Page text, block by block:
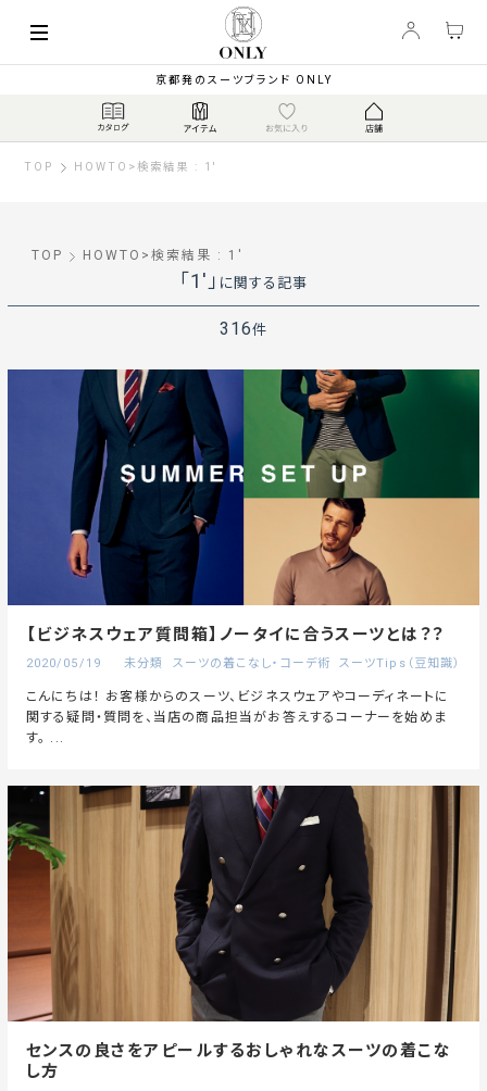
京都発のスーツブランド ONLY
TOP HOWTO >検索結果 : 1'
TOP HOWTO >検索結果 : 1'
「1'」 に関する記事
316件
【ビジネスウェア質問箱】ノータイに合うスーツとは？？
2020/05/19 スーツTips（豆知識）
スーツの着こなし・コーデ術
未分類
こんにちは！ お客様からのスーツ、ビジネスウェアやコーディネートに
関する疑問・質問を、当店の商品担当がお答えするコーナーを始めま
す。 ...
センスの良さをアピールするおしゃれなスーツの着こな
し方